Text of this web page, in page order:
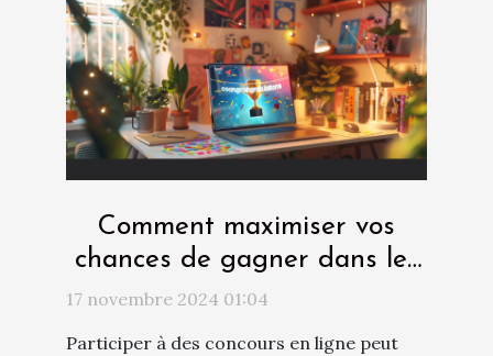
Comment maximiser vos
chances de gagner dans les
concours en ligne
17 novembre 2024 01:04
Participer à des concours en ligne peut